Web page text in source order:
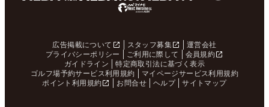
広告掲載について スタッフ募集
運営会社
プライバシーポリシー
ご利用に際して
会員規約
ガイドライン
特定商取引法に基づく表示
ゴルフ場予約サービス利用規約
マイページサービス利用規約
ポイント利用規約
お問合せ ヘルプ サイトマップ